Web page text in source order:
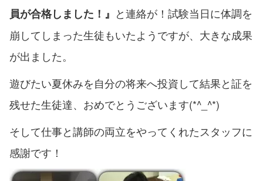
員が合格しました！』 と連絡が！試験当日に体調を
崩してしまった生徒もいたようですが、大きな成果
が出ました。
遊びたい夏休みを自分の将来へ投資して結果と証を
残せた生徒達、おめでとうございます(*^_^*)
そして仕事と講師の両立をやってくれたスタッフに
感謝です！